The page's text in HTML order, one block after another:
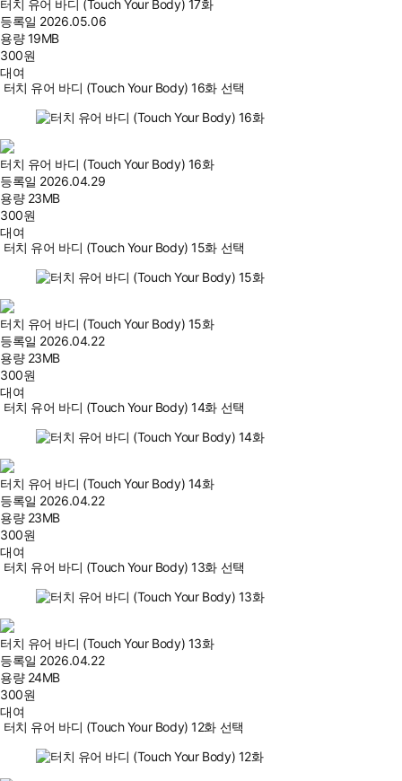
터치 유어 바디 (Touch Your Body) 17화
등록일 2026.05.06
용량19MB
300원
대여
터치 유어 바디 (Touch Your Body) 16화 선택
터치 유어 바디 (Touch Your Body) 16화
등록일 2026.04.29
용량 23MB
300원
대여
터치 유어 바디 (Touch Your Body) 15화 선택
터치 유어 바디 (Touch Your Body) 15화
등록일 2026.04.22
용량 23MB
300원
대여
터치 유어 바디 (Touch Your Body) 14화 선택
터치 유어 바디 (Touch Your Body) 14화
등록일 2026.04.22
용량 23MB
300원
대여
터치 유어 바디 (Touch Your Body) 13화 선택
터치 유어 바디 (Touch Your Body) 13화
등록일 2026.04.22
용량 24MB
300원
대여
터치 유어 바디 (Touch Your Body) 12화 선택